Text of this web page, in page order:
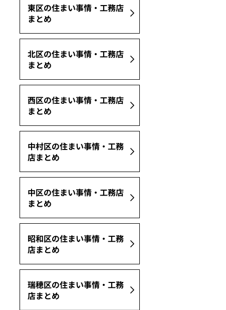
東区の住まい事情・工務店
まとめ
北区の住まい事情・工務店
まとめ
西区の住まい事情・工務店
まとめ
中村区の住まい事情・工務
店まとめ
中区の住まい事情・工務店
まとめ
昭和区の住まい事情・工務
店まとめ
瑞穂区の住まい事情・工務
店まとめ